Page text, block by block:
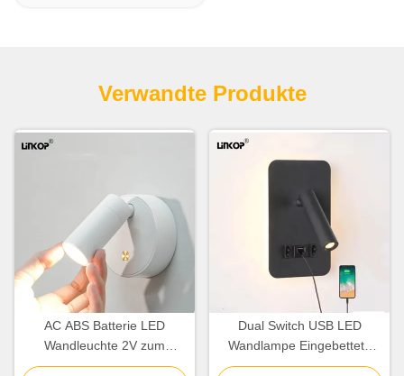
Verwandte Produkte
AC ABS Batterie LED
Wandleuchte 2V zum
Aufladen, keine
Dual Switch USB LED
Wandlampe Eingebettete
schwarze Hotel